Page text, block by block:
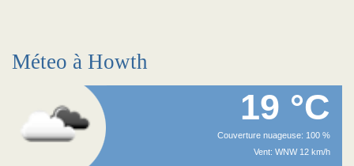
Méteo à Howth
19 °C
Couverture nuageuse: 100 %
Vent: WNW 12 km/h